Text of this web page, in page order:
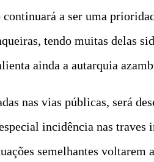
a ser uma
tendo muitas delas
ainda a autarquia
nas vias públicas, será
incidência nas traves
semelhantes voltarem